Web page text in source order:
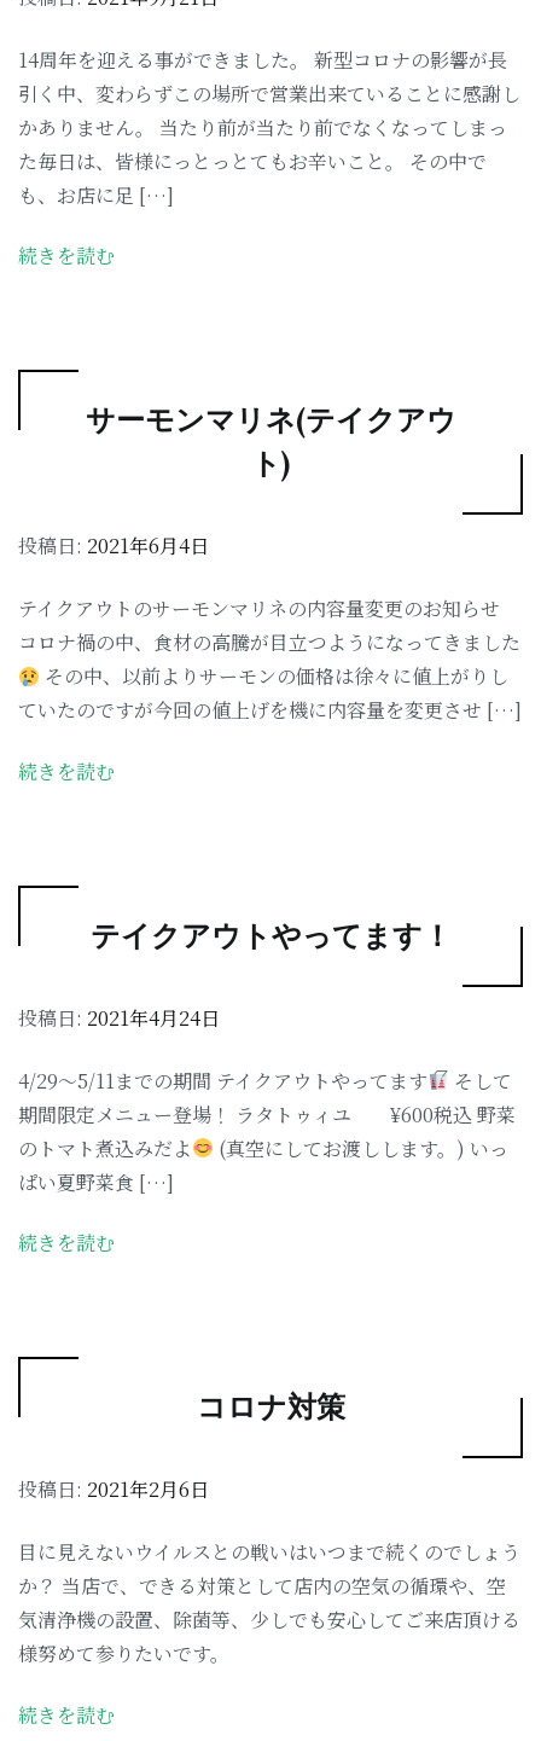
14周年を迎える事ができました。 新型コロナの影響が長
引く中、変わらずこの場所で営業出来ていることに感謝し
かありません。 当たり前が当たり前でなくなってしまっ
た毎日は、皆様にっとっとてもお辛いこと。 その中で
も、お店に足 […]
続きを読む
サーモンマリネ(テイクアウ
ト)
投稿日: 2021年6月4日
テイクアウトのサーモンマリネの内容量変更のお知らせ
コロナ禍の中、食材の高騰が目立つようになってきました
その中、以前よりサーモンの価格は徐々に値上がりし
ていたのですが今回の値上げを機に内容量を変更させ […]
続きを読む
テイクアウトやってます！
投稿日: 2021年4月24日
4/29〜5/11までの期間 テイクアウトやってます
そして
期間限定メニュー登場！ ラタトゥィユ ¥600税込 野菜
のトマト煮込みだよ
(真空にしてお渡しします。) いっ
ぱい夏野菜食 […]
続きを読む
コロナ対策
投稿日: 2021年2月6日
目に見えないウイルスとの戦いはいつまで続くのでしょう
か？ 当店で、できる対策として店内の空気の循環や、空
気清浄機の設置、除菌等、少しでも安心してご来店頂ける
様努めて参りたいです。
続きを読む